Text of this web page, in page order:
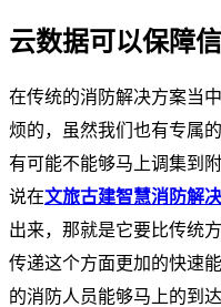
云数据可以保障
在传统的消防解决方案当
烦的，虽然我们也有专属
有可能不能够马上调集到
说在文旅古建智慧消防解
出来，那就是它要比传统
传递这个方面更加的快速
的消防人员能够马上的到